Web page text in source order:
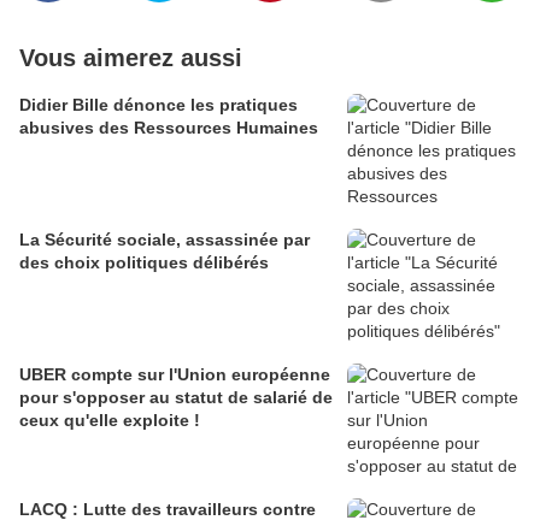
Vous aimerez aussi
Didier Bille dénonce les pratiques
abusives des Ressources Humaines
La Sécurité sociale, assassinée par
des choix politiques délibérés
UBER compte sur l'Union européenne
pour s'opposer au statut de salarié de
ceux qu'elle exploite !
LACQ : Lutte des travailleurs contre